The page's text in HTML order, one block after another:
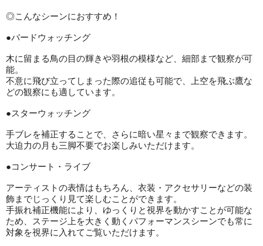
◎こんなシーンにおすすめ！
●バードウォッチング
木に留まる鳥の目の輝きや羽根の模様など、細部まで観察が可
能。
不意に飛び立ってしまった際の追従も可能で、上空を飛ぶ鷹な
どの観察にも適しています。
●スターウォッチング
手ブレを補正することで、さらに暗い星々まで観察できます。
大迫力の月も三脚不要でお楽しみいただけます。
●コンサート・ライブ
アーティストの表情はもちろん、衣装・アクセサリーなどの装
飾までじっくり見て楽しむことができます。
手振れ補正機能により、ゆっくりと視界を動かすことが可能な
ため、ステージ上を大きく動くパフォーマンスシーンでも常に
対象を視界に入れてご覧いただけます。